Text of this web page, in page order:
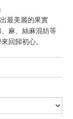
最美麗的果實
麻、絲麻混紡等
回歸初心。